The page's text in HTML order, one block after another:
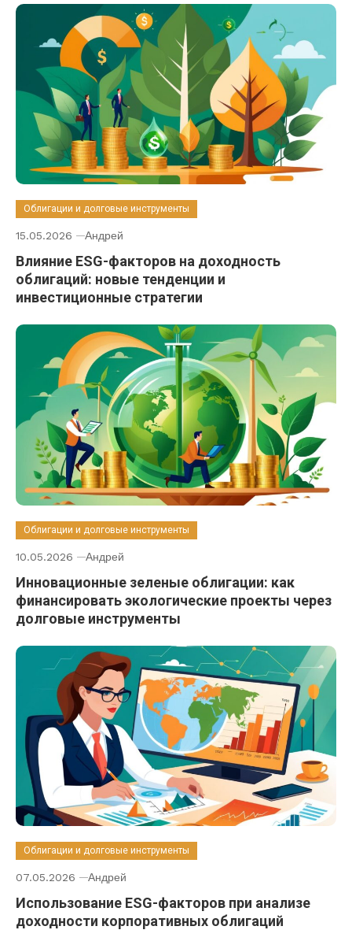
Облигации и долговые инструменты
15.05.2026 Андрей
Влияние ESG-факторов на доходность
облигаций: новые тенденции и
инвестиционные стратегии
Облигации и долговые инструменты
10.05.2026 Андрей
Инновационные зеленые облигации: как
финансировать экологические проекты через
долговые инструменты
Облигации и долговые инструменты
07.05.2026 Андрей
Использование ESG-факторов при анализе
доходности корпоративных облигаций